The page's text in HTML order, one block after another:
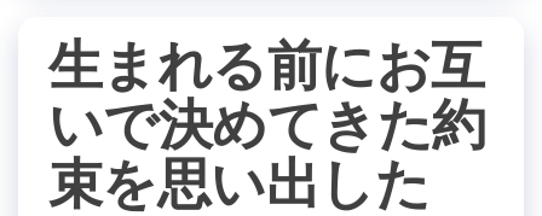
生まれる前にお互
いで決めてきた約
束を思い出した